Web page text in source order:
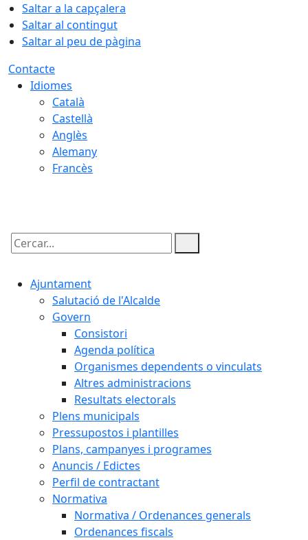
Saltar a la capçalera
Saltar al contingut
Saltar al peu de pàgina
Contacte
Idiomes
Català
Castellà
Anglès
Alemany
Francès
Cercar:
Ajuntament
Salutació de l'Alcalde
Govern
Consistori
Agenda política
Organismes dependents o vinculats
Altres administracions
Resultats electorals
Plens municipals
Pressupostos i plantilles
Plans, campanyes i programes
Anuncis / Edictes
Perfil de contractant
Normativa
Normativa / Ordenances generals
Ordenances fiscals